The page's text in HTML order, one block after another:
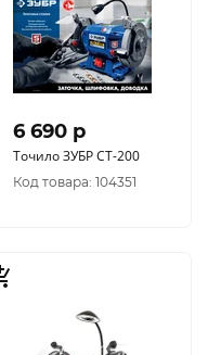
6 690 p
Точило ЗУБР СТ-200
Код товара: 104351